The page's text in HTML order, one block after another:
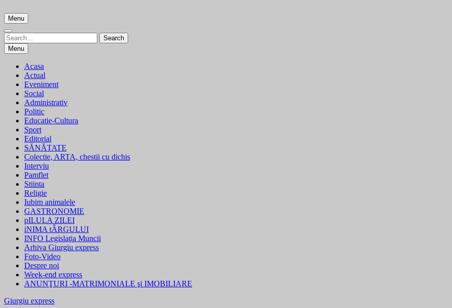
to
content
Menu
Search
for:
Search
Menu
Acasa
Actual
Eveniment
Social
Administrativ
Politic
Educatie-Cultura
Sport
Editorial
SĂNĂTATE
Colectie, ARTA, chestii cu dichis
Interviu
Pamflet
Stiinta
Religie
Iubim animalele
GASTRONOMIE
pILULA ZILEI
iNIMA tÂRGULUI
INFO Legislaţia Muncii
Arhiva Giurgiu express
Foto-Video
Despre noi
Week-end express
ANUNŢURI -MATRIMONIALE şi IMOBILIARE
Giurgiu express